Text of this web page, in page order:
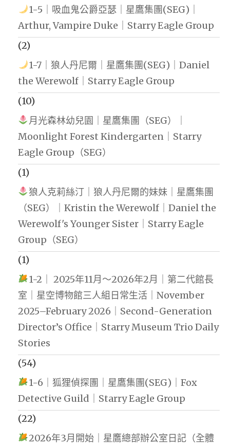
1-5｜吸血鬼公爵亞瑟｜星鷹集團(SEG)｜
Arthur, Vampire Duke｜Starry Eagle Group
(2)
1-7｜狼人丹尼爾｜星鷹集團(SEG)｜Daniel
the Werewolf｜Starry Eagle Group
(10)
月光森林幼兒園｜星鷹集團（SEG）｜
Moonlight Forest Kindergarten｜Starry
Eagle Group（SEG）
(1)
狼人克莉絲汀｜狼人丹尼爾的妹妹｜星鷹集團
（SEG）｜Kristin the Werewolf｜Daniel the
Werewolf's Younger Sister｜Starry Eagle
Group（SEG）
(1)
1-2｜ 2025年11月～2026年2月｜第二代館長
室｜星空博物館三人組日常生活｜November
2025–February 2026｜Second-Generation
Director’s Office｜Starry Museum Trio Daily
Stories
(54)
1-6｜狐狸偵探團｜星鷹集團(SEG)｜Fox
Detective Guild｜Starry Eagle Group
(22)
2026年3月開始｜星鷹總部辦公室日記（全體